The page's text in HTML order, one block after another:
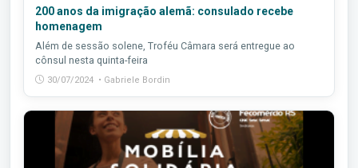
200 anos da imigração alemã: consulado recebe
homenagem
Além de sessão solene, Troféu Câmara será entregue ao
cônsul nesta quinta-feira
30/07/2024 • Gabriele Bordin